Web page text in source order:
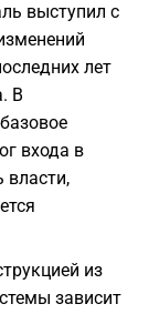
выступил с
лет
В
входа в
власти,
из
зависит